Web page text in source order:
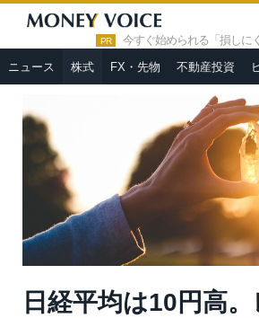
PR 今すぐ始められる「損しに
ニュース 株式 FX・先物 不動産投資
HOME » 株式 »
日経平均は10円高。レ
貿易戦争の交渉材料となる思惑で（5/22）
日経平均は10円高